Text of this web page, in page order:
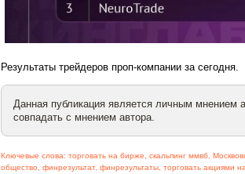
Результаты трейдеров проп-компании за сегодня.
Данная публикация является личным мнением
совпадать с мнением автора.
Ключевые слова: торговать на бирже, скальпинг ммвб,
общество, финрезультат, финрезультаты, торговать акциями